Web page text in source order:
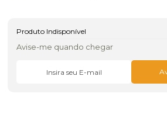
Produto Indisponível
Avise-me quando chegar